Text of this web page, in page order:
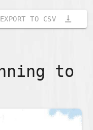
EXPORT TO CSV vertical_align_bottom
to